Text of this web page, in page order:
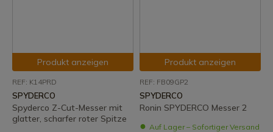
Produkt anzeigen
REF: K14PRD
SPYDERCO
Spyderco Z-Cut-Messer mit
glatter, scharfer roter Spitze
Produkt anzeigen
REF: FB09GP2
SPYDERCO
Ronin SPYDERCO Messer 2
Auf Lager – Sofortiger Versand